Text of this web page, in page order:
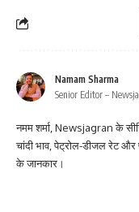
Namam Sharma
Senior Editor –
नमम शर्मा, Newsjagran के
चांदी भाव, पेट्रोल-डीजल रेट
के जानकार।